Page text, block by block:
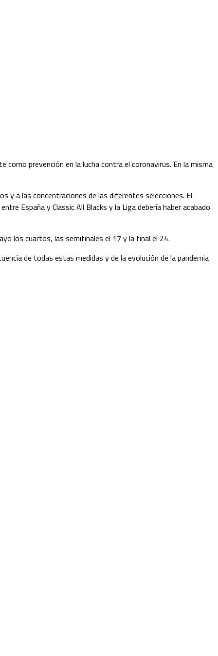
como prevención en la lucha contra el coronavirus. En la misma
y a las concentraciones de las diferentes selecciones. El
España y Classic All Blacks y la Liga debería haber acabado
los cuartos, las semifinales el 17 y la final el 24.
de todas estas medidas y de la evolución de la pandemia